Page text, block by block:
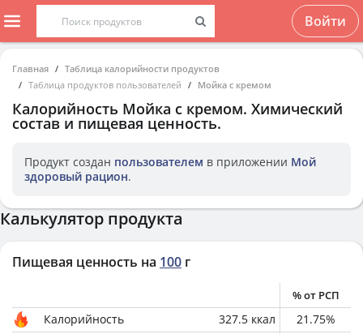
Войти
Главная
Таблица калорийности продуктов
Таблица продуктов пользователей
Мойка с кремом
Калорийность Мойка с кремом. Химический
состав и пищевая ценность.
Продукт создан пользователем в приложении Мой
здоровый рацион.
Калькулятор продукта
Пищевая ценность на 100 г
% от РСП
Калорийность 327.5 ккал 21.75%